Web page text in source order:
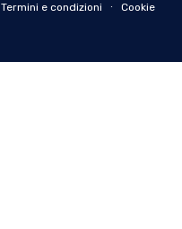
Termini e condizioni ∙ Cookie